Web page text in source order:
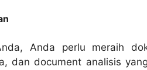
Anda perlu meraih
dan document analisis